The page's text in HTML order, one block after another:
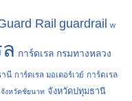
Rail guardrail w
การ์ดเรล กรมทางหลวง
านี การ์ดเรล มอเตอร์เวย์ การ์ดเรล
จังหวัดชัยนาท จังหวัดปทุมธานี